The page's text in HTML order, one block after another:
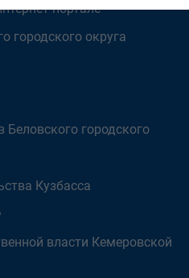
портале
городского округа
Беловского городского
Кузбасса
власти Кемеровской